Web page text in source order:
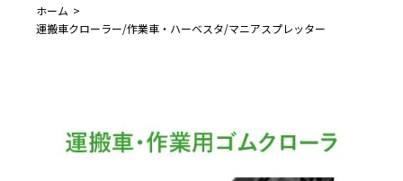
ホーム
運搬車クローラー/作業車・ハーベスタ/マニアスプレッター